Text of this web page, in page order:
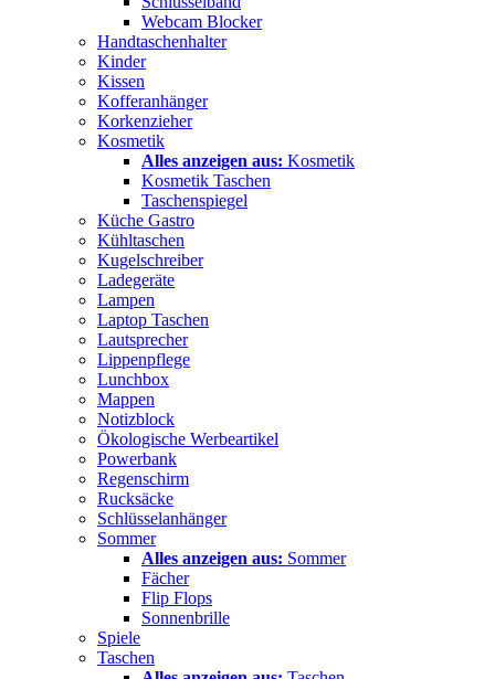
Webcam Blocker
Handtaschenhalter
Kinder
Kissen
Kofferanhänger
Korkenzieher
Kosmetik
Alles anzeigen aus: Kosmetik
Kosmetik Taschen
Taschenspiegel
Küche Gastro
Kühltaschen
Kugelschreiber
Ladegeräte
Lampen
Laptop Taschen
Lautsprecher
Lippenpflege
Lunchbox
Mappen
Notizblock
Ökologische Werbeartikel
Powerbank
Regenschirm
Rucksäcke
Schlüsselanhänger
Sommer
Alles anzeigen aus: Sommer
Fächer
Flip Flops
Sonnenbrille
Spiele
Taschen